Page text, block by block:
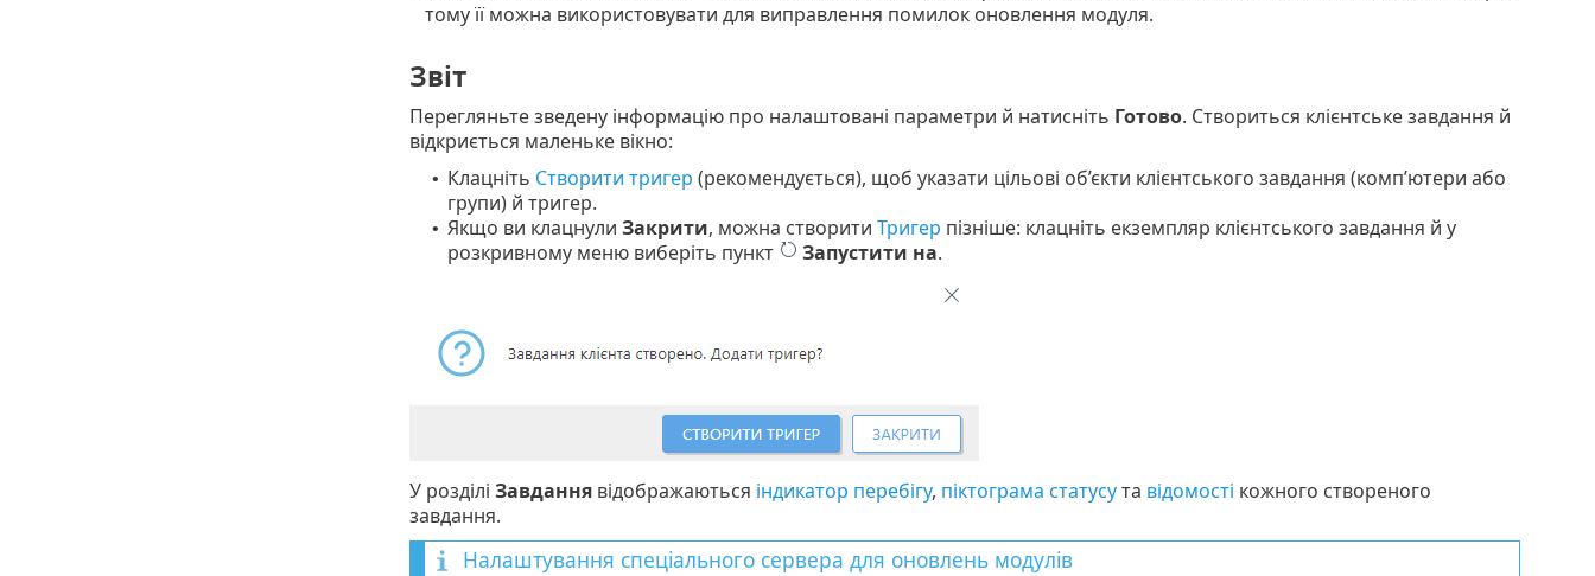
тому її можна використовувати для виправлення помилок оновлення модуля.
Звіт
Перегляньте зведену інформацію про налаштовані параметри й натисніть Готово. Створиться клієнтське завдання й
відкриється маленьке вікно:
• Клацніть Створити тригер (рекомендується), щоб указати цільові об’єкти клієнтського завдання (комп’ютери або
групи) й тригер.
• Якщо ви клацнули Закрити, можна створити Тригер пізніше: клацніть екземпляр клієнтського завдання й у
розкривному меню виберіть пункт
Запустити на.
У розділі Завданнявідображаються індикатор перебігу, піктограма статусута відомості кожного створеного
завдання.
Налаштування спеціального сервера для оновлень модулів